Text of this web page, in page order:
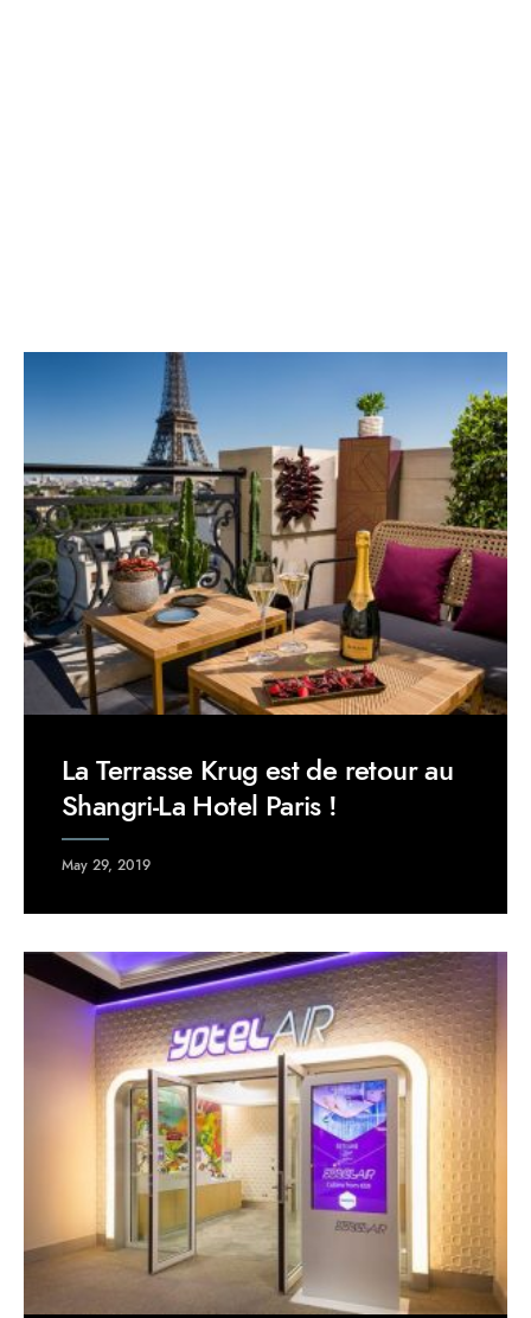
La Terrasse Krug est de retour au
Shangri-La Hotel Paris !
May 29, 2019